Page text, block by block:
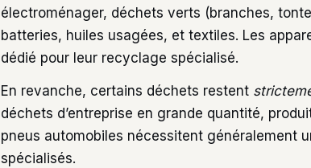
électroménager, déchets verts (branches,
batteries, huiles usagées, et textiles. Les
dédié pour leur recyclage spécialisé.
En revanche, certains déchets restent
déchets d’entreprise en grande quantité,
pneus automobiles nécessitent généralement
spécialisés.